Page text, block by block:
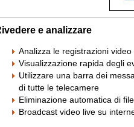
e analizzare
Analizza le registrazioni
Visualizzazione rapida degli
Utilizzare una barra dei
di tutte le telecamere
Eliminazione automatica di
Broadcast video live su